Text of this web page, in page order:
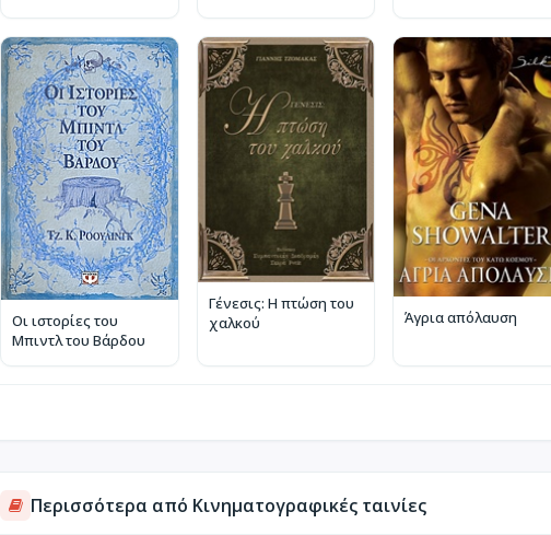
Οι ιστορίες του
Μπιντλ του Βάρδου
Γένεσις: Η πτώση του
χαλκού
Άγρια απόλαυση
Περισσότερα από Κινηματογραφικές ταινίες